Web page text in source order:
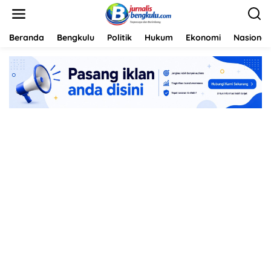
Beranda Bengkulu Politik Hukum Ekonomi Nasional